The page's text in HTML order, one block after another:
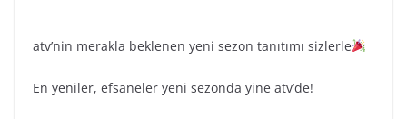
atv’nin merakla beklenen yeni sezon tanıtımı sizlerle
En yeniler, efsaneler yeni sezonda yine atv’de!